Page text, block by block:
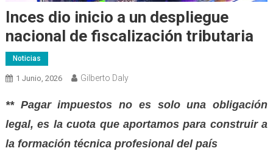
Inces dio inicio a un despliegue
nacional de fiscalización tributaria
Noticias
1 Junio, 2026 Gilberto Daly
** Pagar impuestos no es solo una obligación
legal, es la cuota que aportamos para construir a
la formación técnica profesional del país